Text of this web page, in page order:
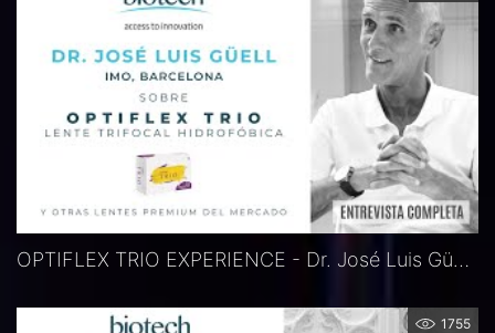
OPTIFLEX TRIO EXPERIENCE - Dr. José Luis Güell, Barcelona, Spanien
1755